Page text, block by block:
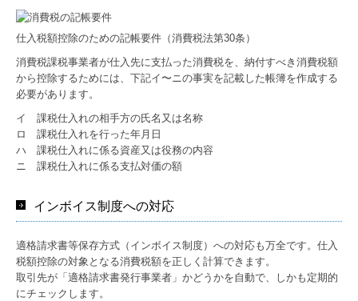
仕入税額控除のための記帳要件（消費税法第30条）
消費税課税事業者が仕入先に支払った消費税を、納付すべき消費税額
から控除するためには、下記イ〜ニの事実を記載した帳簿を作成する
必要があります。
イ 課税仕入れの相手方の氏名又は名称
ロ 課税仕入れを行った年月日
ハ 課税仕入れに係る資産又は役務の内容
ニ 課税仕入れに係る支払対価の額
インボイス制度への対応
適格請求書等保存方式（インボイス制度）への対応も万全です。仕入
税額控除の対象となる消費税額を正しく計算できます。
取引先が「適格請求書発行事業者」かどうかを自動で、しかも定期的
にチェックします。